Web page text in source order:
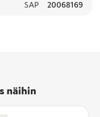
SAP 20068169
näihin